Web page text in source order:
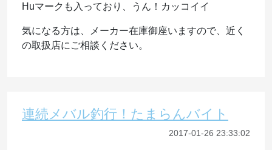
Huマークも入っており、うん！カッコイイ
気になる方は、メーカー在庫御座いますので、近く
の取扱店にご相談ください。
連続メバル釣行！たまらんバイト
2017-01-26 23:33:02